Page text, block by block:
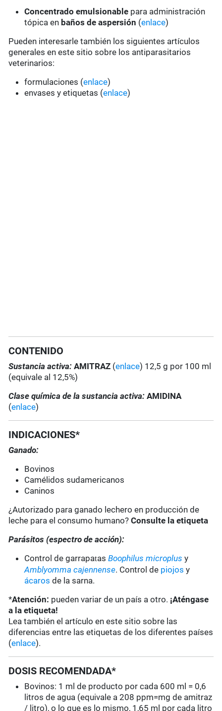
Concentrado emulsionable para administración
tópica en baños de aspersión (enlace)
Pueden interesarle también los siguientes artículos
generales en este sitio sobre los antiparasitarios
veterinarios:
formulaciones (enlace)
envases y etiquetas (enlace)
CONTENIDO
Sustancia activa:AMITRAZ (enlace) 12,5 g por 100 ml
(equivale al 12,5%)
Clase química de la sustancia activa: AMIDINA
(enlace)
INDICACIONES*
Ganado:
Bovinos
Camélidos sudamericanos
Caninos
¿Autorizado para ganado lechero en producción de
leche para el consumo humano?Consulte la etiqueta
Parásitos (espectro de acción):
Control de garrapatasBoophilus microplus y
Amblyomma cajennense. Control de piojos y
ácaros de la sarna.
*Atención: pueden variar de un país a otro. ¡Aténgase
a la etiqueta!
Lea también el artículo en este sitio sobre las
diferencias entre las etiquetas de los diferentes países
(enlace).
DOSIS RECOMENDADA*
Bovinos: 1 ml de producto por cada 600 ml = 0,6
litros de agua (equivale a 208 ppm=mg de amitraz
/ litro), o lo que es lo mismo, 1,65 ml por cada litro